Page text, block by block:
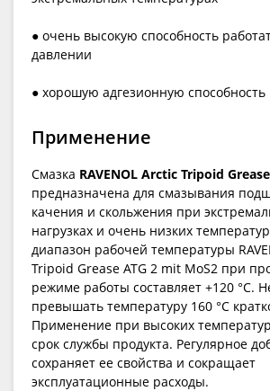
● очень высокую способность
давлении
● хорошую адгезионную способность
Применение
Смазка RAVENOL Arctic Tripoid
предназначена для смазывания
качения и скольжения при
нагрузках и очень низких
диапазон рабочей температуры
Tripoid Grease ATG 2 mit MoS2 при
режиме работы составляет +120 °C.
превышать температуру 160 °C
Применение при высоких
срок службы продукта. Регулярное
сохраняет ее свойства и сокращает
эксплуатационные расходы.